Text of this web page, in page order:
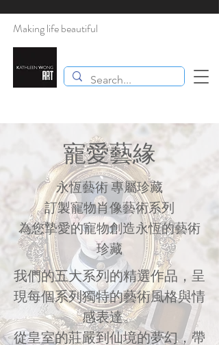
Making life beautiful
​寵愛藝緣
永恆藝術 專屬珍藏
訂製寵物肖像藝術系列
為您摯愛的寵物創造永恆的藝術
珍藏
我們的五大系列的精選作品，呈
現每個系列獨特的藝術風格與情
感表達。
從皇室的莊嚴到仙境的夢幻，帶